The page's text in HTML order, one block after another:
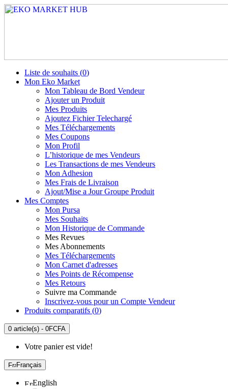
Liste de souhaits (0)
Mon Eko Market
Mon Tableau de Bord Vendeur
Ajouter un Produit
Mes Produits
Ajoutez Fichier Telechargé
Mes Téléchargements
Mes Coupons
Mon Profil
L’historique de mes Vendeurs
Les Transactions de mes Vendeurs
Mon Adhesion
Mes Frais de Livraison
Ajout/Mise a Jour Groupe Produit
Mes Comptes
Mon Pursa
Mes Souhaits
Mon Historique de Commande
Mes Revues
Mes Abonnements
Mes Téléchargements
Mon Carnet d'adresses
Mes Points de Récompense
Mes Retours
Suivre ma Commande
Inscrivez-vous pour un Compte Vendeur
Produits comparatifs (0)
0 article(s) - 0FCFA
Votre panier est vide!
Français
English